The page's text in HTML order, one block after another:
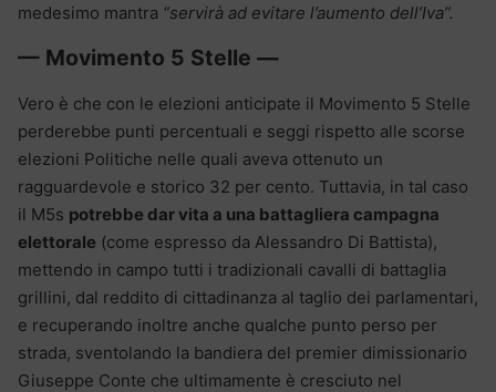
medesimo mantra “servirà ad evitare l’aumento dell’Iva”.
— Movimento 5 Stelle —
Vero è che con le elezioni anticipate il Movimento 5 Stelle
perderebbe punti percentuali e seggi rispetto alle scorse
elezioni Politiche nelle quali aveva ottenuto un
ragguardevole e storico 32 per cento. Tuttavia, in tal caso
il M5s potrebbe dar vita a una battagliera campagna
elettorale (come espresso da Alessandro Di Battista),
mettendo in campo tutti i tradizionali cavalli di battaglia
grillini, dal reddito di cittadinanza al taglio dei parlamentari,
e recuperando inoltre anche qualche punto perso per
strada, sventolando la bandiera del premier dimissionario
Giuseppe Conte che ultimamente è cresciuto nel